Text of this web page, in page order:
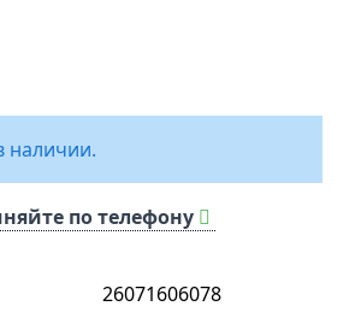
26071606078
наличии.
по телефону